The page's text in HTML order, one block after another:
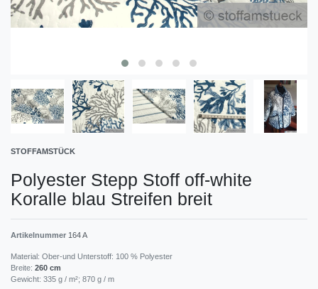
STOFFAMSTÜCK
Polyester Stepp Stoff off-white
Koralle blau Streifen breit
Artikelnummer 164 A
Material: Ober-und Unterstoff: 100 % Polyester
Breite: 260 cm
Gewicht: 335 g / m²; 870 g / m